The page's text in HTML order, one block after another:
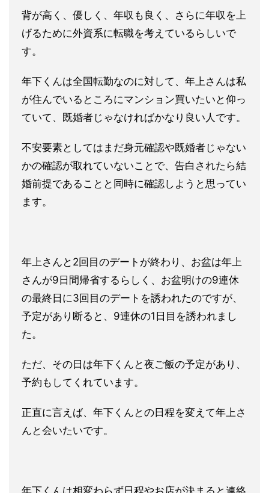
背が高く、優しく、年収も良く、さらに年収を上
げるために外資系に転職を考えているらしいで
す。
年下くんは全国転勤なのに対して、年上さんは私
が住んでいるとこ ろにマンション買いたいと仰っ
ていて、 既婚者じゃなければかなり良い人です。
不安要素としてはまだ身元確認や既婚者じゃない
かの確認が取れていないことで、告白されたら結
婚前提であることと同時に確認しよ うと思ってい
ます。
年上さんと2回目のデートが終わり、お盆は年上
さんが9日間帰省するらしく、お盆明けの9連休
の最終日に3回目のデートを誘われたのですが、
予定があり断ると、9連休の1日目を誘われまし
た。
ただ、その日は年下くんと夜ご飯の予定があり、
予約もしてくれています。
正直に言えば、年下くんとの日程を変えて年上さ
んと会いたいです。
年下くんは相変わらず日程やお店が決まると連絡